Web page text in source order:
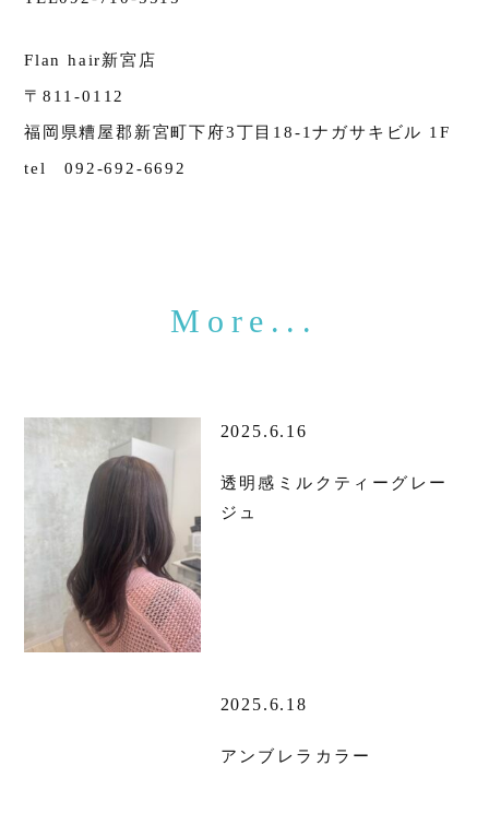
Flan hair新宮店
〒811-0112
福岡県糟屋郡新宮町下府3丁目18-1ナガサキビル 1F
tel 092-692-6692
2025.6.16
透明感ミルクティーグレー
ジュ
2025.6.18
アンブレラカラー